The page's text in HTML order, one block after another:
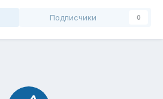
Подписчики 0